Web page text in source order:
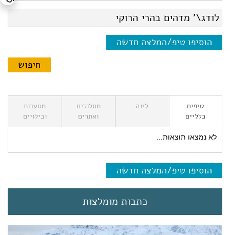
הוסיפו טיפ/המלצה חדשה
טיפים
כלליים
לינה
מסלולים
ואתרים
מסעדות
ובילויים
לא נמצאו תוצאות...
הוסיפו טיפ/המלצה חדשה
כתבות מומלצות